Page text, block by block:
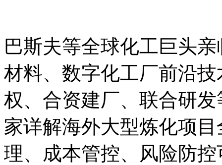
巴斯夫等全球化工巨头
材料、数字化工厂前沿
权、合资建厂、联合研
家详解海外大型炼化项
理、成本管控、风险防